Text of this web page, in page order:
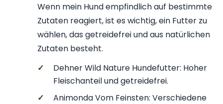
Wenn mein Hund empfindlich auf bestimmte
Zutaten reagiert, ist es wichtig, ein Futter zu
wählen, das getreidefrei und aus natürlichen
Zutaten besteht.
✓
Dehner Wild Nature Hundefutter: Hoher
Fleischanteil und getreidefrei.
✓
Animonda Vom Feinsten: Verschiedene